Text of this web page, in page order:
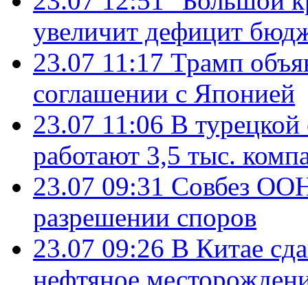
увеличит дефицит
23.07 11:17 Трамп
соглашении с Японией
23.07 11:06 В
работают 3,5 тыс.
23.07 09:31 Совбез
разрешении споров
23.07 09:26 В Китае
нефтяное